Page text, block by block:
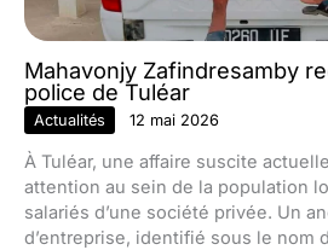
Mahavonjy Zafindresamby
police de Tuléar
Actualités 12 mai 2026
À Tuléar, une affaire suscite
attention au sein de la population
salariés d’une société privée. Un
d’entreprise, identifié sous le nom